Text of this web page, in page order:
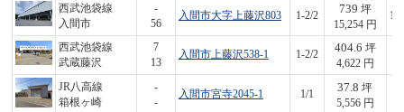
西武池袋線
入間市
-
56
入間市大字上藤沢803 1-2/2
739 坪
15,254 円
西武池袋線
武蔵藤沢
7
13
入間市上藤沢538-1 1-2/2
404.6 坪
4,622 円
JR八高線
箱根ヶ崎
-
-
入間市宮寺2045-1 1/1
37.8 坪
5,556 円